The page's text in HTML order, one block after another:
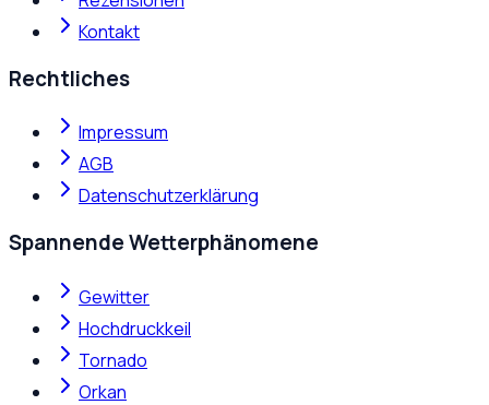
Kontakt
Rechtliches
Impressum
AGB
Datenschutzerklärung
Spannende Wetterphänomene
Gewitter
Hochdruckkeil
Tornado
Orkan